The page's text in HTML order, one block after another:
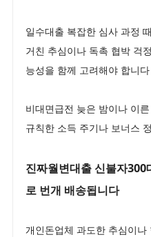
일수대출 복잡한 심사 과정
거친 추심이나 독촉 협박 걱
능성을 함께 고려해야 합니다
비대면급전 늦은 밤이나 이
규칙한 소득 주기나 보너스
진짜월변대출 신불자
로 번개 배송됩니다
개인돈업체 과도한 추심이